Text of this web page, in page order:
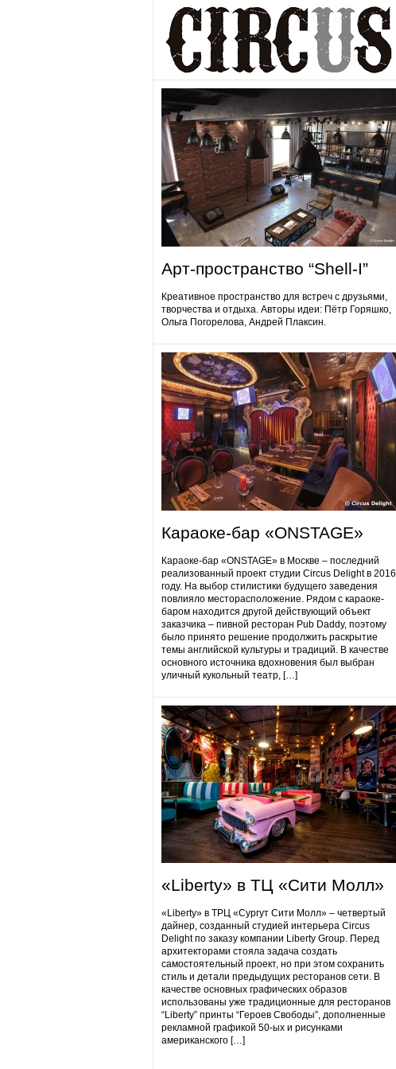
Арт-пространство “Shell-I”
Креативное пространство для встреч с друзьями,
творчества и отдыха. Авторы идеи: Пётр Горяшко,
Ольга Погорелова, Андрей Плаксин.
Караоке-бар «ONSTAGE»
Караоке-бар «ONSTAGE» в Москве – последний
реализованный проект студии Circus Delight в 2016
году. На выбор стилистики будущего заведения
повлияло месторасположение. Рядом с караоке-
баром находится другой действующий объект
заказчика – пивной ресторан Pub Daddy​, поэтому
было принято решение продолжить раскрытие
темы английской культуры и традиций. В качестве
основного источника вдохновения был выбран
уличный кукольный театр, […]
«Liberty» в ТЦ «Сити Молл»
«Liberty» в ТРЦ «Сургут Сити Молл» – четвертый
дайнер, созданный студией интерьера Circus
Delight по заказу компании Liberty Group. Перед
архитекторами стояла задача создать
самостоятельный проект, но при этом сохранить
стиль и детали предыдущих ресторанов сети. В
качестве основных графических образов
использованы уже традиционные для ресторанов
“Liberty” принты “Героев Свободы”, дополненные
рекламной графикой 50-ых и рисунками
американского […]